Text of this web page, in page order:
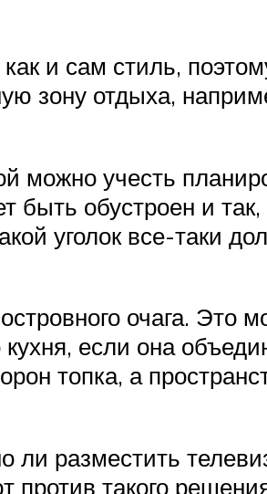
и сам стиль,
зону отдыха,
можно учесть
обустроен и
уголок все-таки
очага. Это
если она
топка, а
ли разместить
такого